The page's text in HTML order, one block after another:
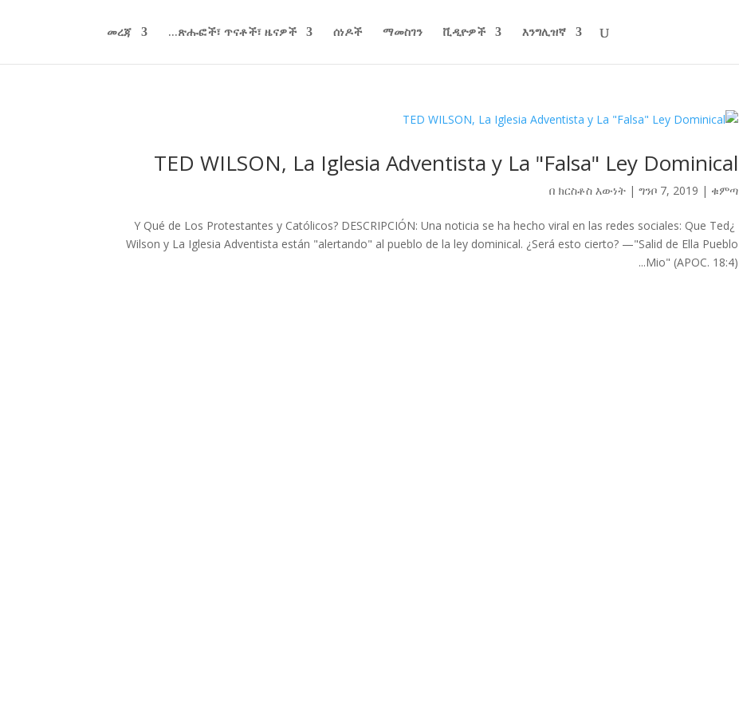
እንግሊዝኛ
ቪዲዮዎች
ማመስገን
ሰነዶች
ጽሑፎች፣ ጥናቶች፣ ዜናዎች...
መረጃ
TED WILSON, La Iglesia Adventista y La "Falsa" Ley Dominical
በ ክርስቶስ እውነት |ግንቦ 7, 2019 | ቁምጣ
¿Y Qué de Los Protestantes y Católicos? DESCRIPCIÓN: Una noticia se ha hecho viral en las redes sociales: Que Ted
Wilson y La Iglesia Adventista están "alertando" al pueblo de la ley dominical. ¿Será esto cierto? —"Salid de Ella Pueblo
Mio" (APOC. 18:4)...